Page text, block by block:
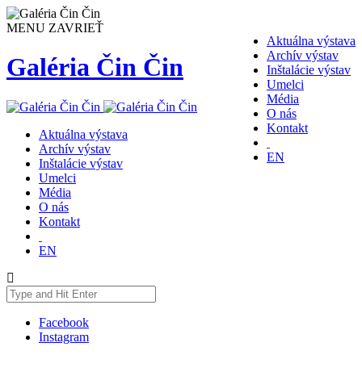
MENU ZAVRIEŤ
Aktuálna výstava
Archív výstav
Inštalácie výstav
Umelci
Média
O nás
Kontakt
EN
Galéria Čin Čin
Aktuálna výstava
Archív výstav
Inštalácie výstav
Umelci
Média
O nás
Kontakt
EN
Facebook
Instagram